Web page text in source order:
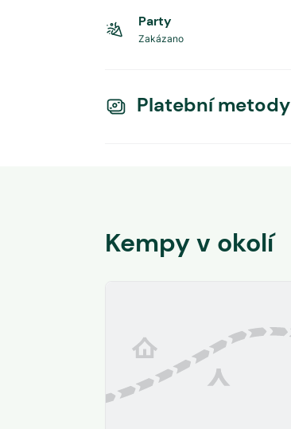
Party
Zakázano
Platební metody
Kempy v okolí